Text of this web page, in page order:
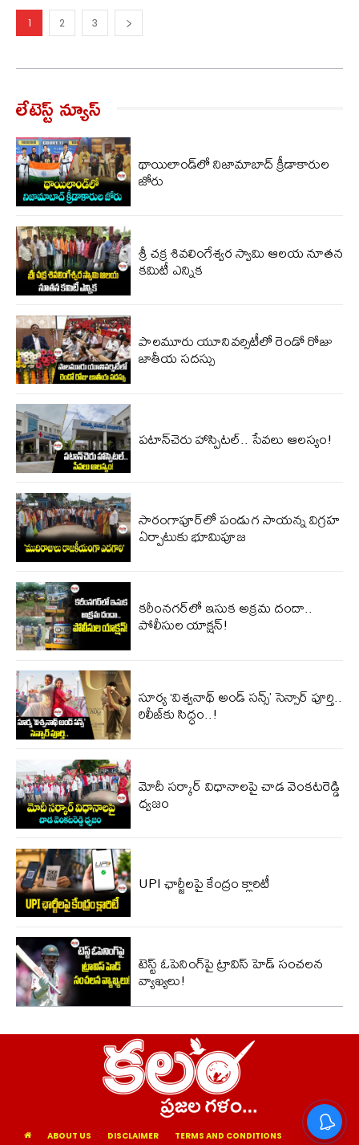
1 2 3
లేటెస్ట్ న్యూస్‌
థాయిలాండ్‌లో నిజామాబాద్ క్రీడాకారుల
జోరు
శ్రీ చక్ర శివలింగేశ్వర స్వామి ఆలయ నూతన
కమిటీ ఎన్నిక
పాలమూరు యూనివర్సిటీలో రెండో రోజు
జాతీయ సదస్సు
పటాన్‌చెరు హాస్పిటల్.. సేవలు ఆలస్యం!
సారంగాపూర్‌లో పండుగ సాయన్న విగ్రహ
ఏర్పాటుకు భూమిపూజ
కరీంనగర్‌లో ఇసుక అక్రమ దందా..
పోలీసుల యాక్షన్​!
సూర్య ‘విశ్వనాథ్ అండ్ సన్స్’ సెన్సార్ పూర్తి..
రిలీజ్‌కు సిద్ధం..!
మోదీ సర్కార్ విధానాలపై చాడ వెంకటరెడ్డి
ధ్వజం
UPI ఛార్జీలపై కేంద్రం క్లారిటీ
టెస్ట్ ఓపెనింగ్‌పై ట్రావిస్ హెడ్ సంచలన
వ్యాఖ్యలు!
ABOUT US DISCLAIMER TERMS AND CONDITIONS